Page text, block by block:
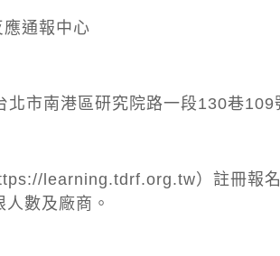
應通報中心
市南港區研究院路一段130巷109
learning.tdrf.org.tw）註冊報
數及廠商。